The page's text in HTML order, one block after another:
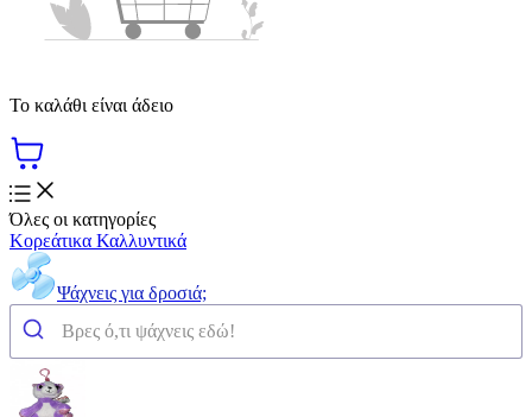
Το καλάθι είναι άδειο
Όλες οι κατηγορίες
Κορεάτικα Καλλυντικά
Ψάχνεις για δροσιά;